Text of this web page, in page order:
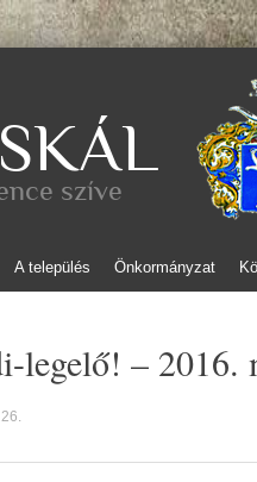
szíve
A település Önkormányzat
legelő! – 2016.